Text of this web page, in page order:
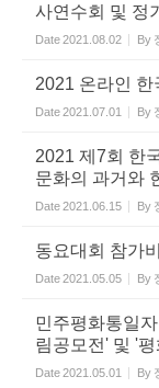
사연수회 및 정
Date2021.08.02 By
2021 온라인
Date2021.07.01 By
2021 제7회 한
문화의 과거와
Date2021.06.15 By
동요대회 참가
Date2021.05.05 By
민주평화통일
림공모전' 및 '
Date2021.05.01 By